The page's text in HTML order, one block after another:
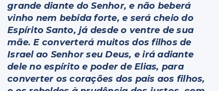
grande diante do Senhor, e não beberá
vinho nem bebida forte, e será cheio do
Espírito Santo, já desde o ventre de sua
mãe. E converterá muitos dos filhos de
Israel ao Senhor seu Deus, e irá adiante
dele no espírito e poder de Elias, para
converter os corações dos pais aos filhos,